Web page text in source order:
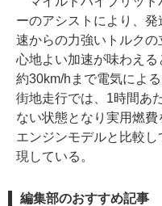
ーのアシストにより、
速からの力強いトルク
心地よい加速が味わえ
約30km/hまで電気によ
街地走行では、1時間あ
ない状態となり実用燃
エンジンモデルと比較
現している。
編集部のおすすめ記事